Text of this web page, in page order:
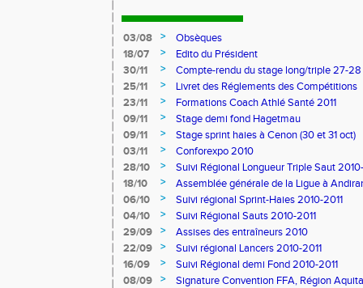
03/08 >
Obsèques
18/07
>
Edito du Président
30/11
>
Compte-rendu du stage long/triple 27-28
25/11
>
Livret des Réglements des Compétitions
23/11
>
Formations Coach Athlé Santé 2011
09/11
>
Stage demi fond Hagetmau
09/11
>
Stage sprint haies à Cenon (30 et 31 oct)
03/11
>
Conforexpo 2010
28/10
>
Suivi Régional Longueur Triple Saut
18/10
>
Assemblée générale de la Ligue à
06/10
>
Suivi régional Sprint-Haies 2010-2011
04/10
>
Suivi Régional Sauts 2010-2011
29/09
>
Assises des entraîneurs 2010
22/09
>
Suivi régional Lancers 2010-2011
16/09
>
Suivi Régional demi Fond 2010-2011
08/09
>
Signature Convention FFA, Région